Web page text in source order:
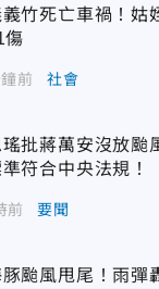
義竹死亡車禍！姑
傷
前 社會
瑤批蔣萬安沒放
符合中央法規！
前 要聞
豚颱風甩尾！雨彈